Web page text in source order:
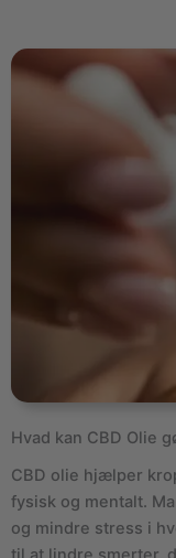
Hvad kan CBD Olie
CBD olie hjælper
fysisk og mentalt.
og mindre stress i